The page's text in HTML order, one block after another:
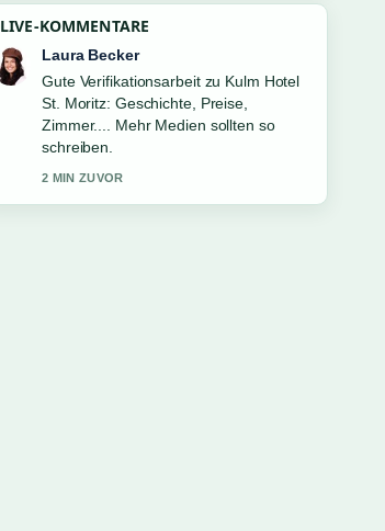
LIVE-KOMMENTARE
Nico Hoffmann
Starke Einordnung zu Mädchen mit
Perlenohrring: Geschichte, Bedeutung
&#038; Wert. Das ist die klarste
Zusammenfassung, die ich heute